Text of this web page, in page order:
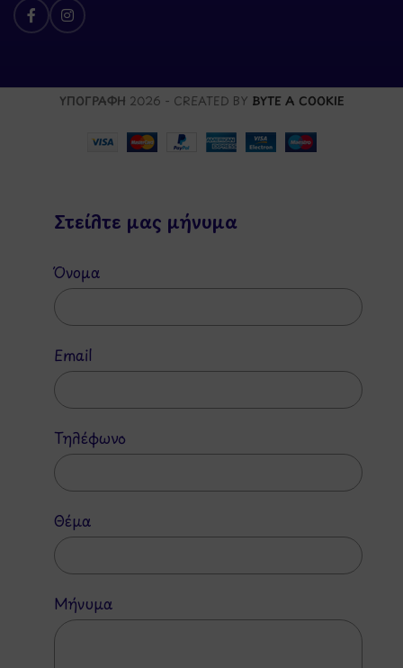
ΥΠΟΓΡΑΦΗ 2026 - CREATED BY BYTE A COOKIE
Στείλτε μας μήνυμα
Όνομα
Email
Τηλέφωνο
Θέμα
Μήνυμα